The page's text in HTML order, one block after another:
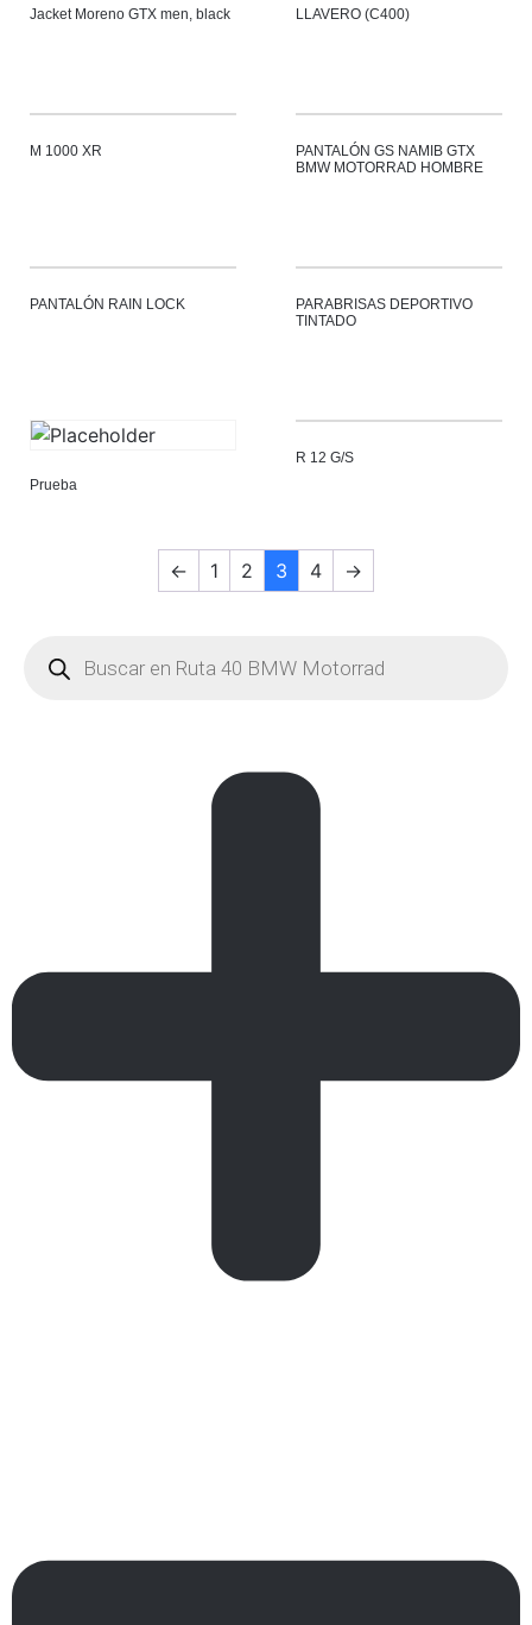
Jacket Moreno GTX men, black LLAVERO (C400)
M 1000 XR
PANTALÓN GS NAMIB GTX
BMW MOTORRAD HOMBRE
PANTALÓN RAIN LOCK
PARABRISAS DEPORTIVO
TINTADO
Prueba
R 12 G/S
← 1 2 3 4 →